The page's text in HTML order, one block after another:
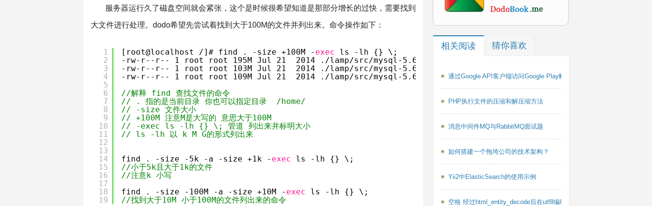
服务器运行久了磁盘空间就会紧张，这个是时候很希望知道是那部分增长的过快，需要找到
大文件进行处理。dodo希望先尝试着找到大于100M的文件并列出来。命令操作如下：
1
2
3
4
5
6
7
8
9
10
11
12
13
14
15
16
17
18
19
[root@localhost /]# find . -size +100M - exec
ls -lh {} \;
-rw-r--r-- 1 root root 195M Jul 21  2014 ./lamp/src/mysql-5.6.17/libmysqld/libmysqld.a
-rw-r--r-- 1 root root 103M Jul 21  2014 ./lamp/src/mysql-5.6.17/libmysqld/libsql_embedded.a
-rw-r--r-- 1 root root 109M Jul 21  2014 ./lamp/src/mysql-5.6.17/sql/libsql.a
//解释 find 查找文件的命令
// . 指的是当前目录 你也可以指定目录  /home/
// -size 文件大小
// +100M 注意M是大写的 意思大于100M
// -exec ls -lh {} \; 管道 列出来并标明大小
// ls -lh 以 k M G的形式列出来
find . -size -5k -a -size +1k - exec
ls -lh {} \;
//小于5k且大于1k的文件
//注意k 小写
find . -size -100M -a -size +10M - exec
ls -lh {} \;
//找到大于10M 小于100M的文件列出来的命令
相关阅读 猜你喜欢
通过Google API客户端访问Google Play帐户报告PHP库
PHP执行文件的压缩和解压缩方法
消息中间件MQ与RabbitMQ面试题
如何搭建一个拖垮公司的技术架构？
Yii2中ElasticSearch的使用示例
空格 经过html_entity_decode后在utf8编码下乱码的问题